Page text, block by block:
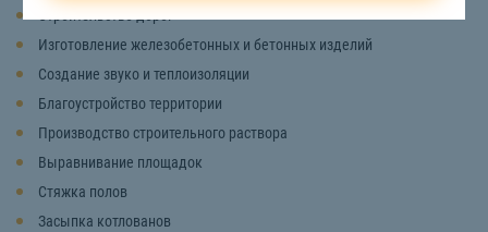
Строительство дорог
Изготовление железобетонных и бетонных изделий
Создание звуко и теплоизоляции
Благоустройство территории
Производство строительного раствора
Выравнивание площадок
Стяжка полов
Засыпка котлованов